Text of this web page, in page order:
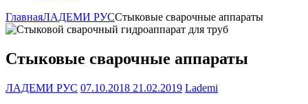
ГлавнаяЛАДЕМИ РУССтыковые сварочные аппараты
Стыковые сварочные аппараты
ЛАДЕМИ РУС 07.10.2018 21.02.2019 Lademi